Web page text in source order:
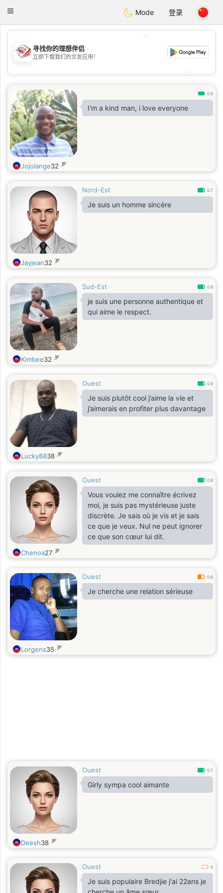
Dating
Toggle
Mode 登录
💖
💕
寻找你的理想伴侣
立即下载我们的交友应用！
0.9
I'm a kind man, i love everyone
Jojolange32 岁
Nord-Est 0.7
Je suis un homme sincère
Jayjean32 岁
Sud-Est 0.8
je suis une personne authentique et
qui aime le respect.
Kimbee32 岁
Ouest 0.8
Je suis plutôt cool j’aime la vie et
j’aimerais en profiter plus davantage
Lucky8838 岁
Ouest 0.8
Vous voulez me connaître écrivez
moi, je suis pas mystérieuse juste
discrète. Je sais où je vis et je sais
ce que je veux. Nul ne peut ignorer
ce que son cœur lui dit.
Chenoa27 岁
Ouest 0.6
Je cherche une relation sérieuse
Lorgens35 岁
Ouest 0.7
Girly sympa cool aimante
Deesh38 岁
Ouest 0
Je suis populaire Bredjie j'ai 22ans je